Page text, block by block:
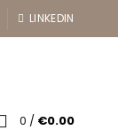
LINKEDIN
0 / €0.00